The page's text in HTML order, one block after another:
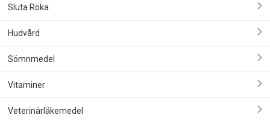
Sluta Röka
Hudvård
Sömnmedel
Vitaminer
Veterinärläkemedel